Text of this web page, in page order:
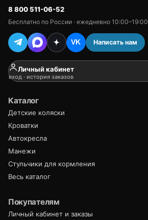
8 800 511-06-52
Бесплатно по России · ежедневно 10:00–19:00
VK Написать нам
Личный кабинет
вход · история заказов
Каталог
Детские коляски
Кроватки
Автокресла
Манежи
Стульчики для кормления
Весь каталог
Покупателям
Личный кабинет и заказы